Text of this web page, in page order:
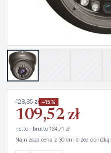
128,85 zł −15%
109,52 zł
netto · brutto 134,71 zł
Najniższa cena z 30 dni przed obniżką: